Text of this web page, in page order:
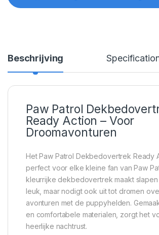
Beschrijving
Paw Patrol
Ready Action – Voor
Droomavonturen
Het Paw Patrol Dekbedovertrek Ready
perfect voor elke kleine fan van Paw
kleurrijke dekbedovertrek maakt slapen
leuk, maar nodigt ook uit tot dromen
avonturen met de puppyhelden.
en comfortabele materialen, zorgt het
heerlijke nachtrust.